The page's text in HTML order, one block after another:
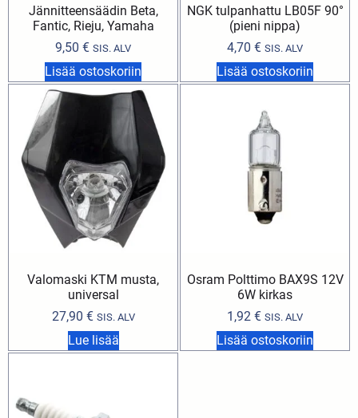
Jännitteensäädin Beta,
Fantic, Rieju, Yamaha
9,50 € SIS. ALV
Lisää ostoskoriin
NGK tulpanhattu LB05F 90°
(pieni nippa)
4,70 € SIS. ALV
Lisää ostoskoriin
Valomaski KTM musta,
universal
27,90 € SIS. ALV
Lue lisää
Osram Polttimo BAX9S 12V
6W kirkas
1,92 € SIS. ALV
Lisää ostoskoriin